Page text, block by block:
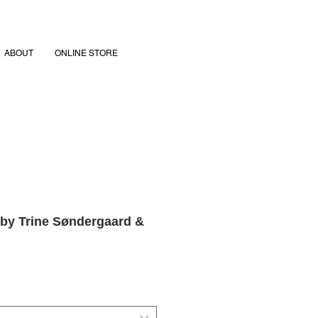
ABOUT ONLINE STORE
Trine Søndergaard &